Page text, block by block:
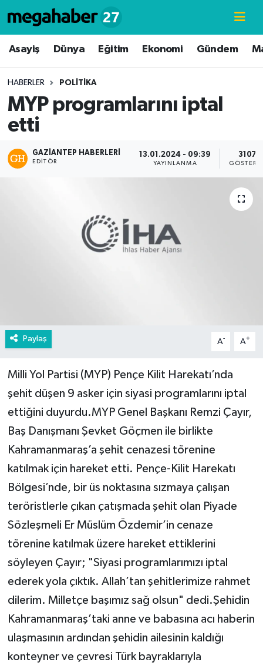
Asayiş Dünya Eğitim Ekonomi Gündem
HABERLER POLITIKA
MYP programlarını iptal
etti
GAZIANTEP HABERLERI
EDITÖR
13.01.2024 - 09:39
YAYINLANMA
3107
Paylaş A- A+
Milli Yol Partisi (MYP) Pençe Kilit Harekatı’nda
şehit düşen 9 asker için siyasi programlarını iptal
ettiğini duyurdu.MYP Genel Başkanı Remzi Çayır,
Baş Danışmanı Şevket Göçmen ile birlikte
Kahramanmaraş’a şehit cenazesi törenine
katılmak için hareket etti. Pençe-Kilit Harekatı
Bölgesi’nde, bir üs noktasına sızmaya çalışan
teröristlerle çıkan çatışmada şehit olan Piyade
Sözleşmeli Er Müslüm Özdemir’in cenaze
törenine katılmak üzere hareket ettiklerini
söyleyen Çayır; "Siyasi programlarımızı iptal
ederek yola çıktık. Allah’tan şehitlerimize rahmet
dilerim. Milletçe başımız sağ olsun" dedi.Şehidin
Kahramanmaraş’taki anne ve babasına acı haberin
ulaşmasının ardından şehidin ailesinin kaldığı
konteyner ve çevresi Türk bayraklarıyla
Hava Durumu
Süper Lig Puan Durumu ve Fikstür
Tüm Manşetler
Son Dakika Haberleri